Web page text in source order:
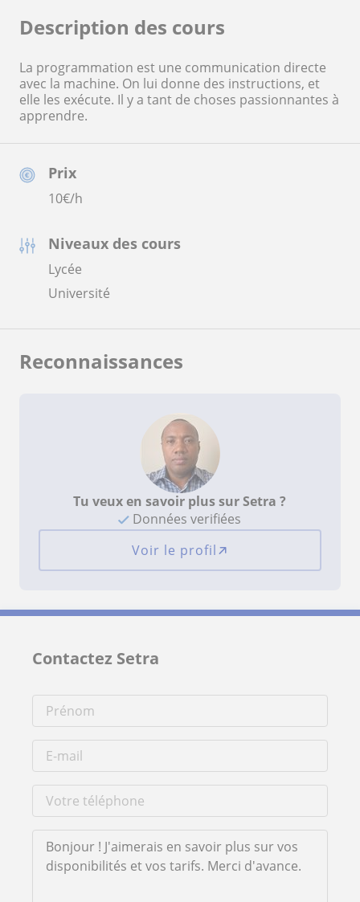
Prix
10€/h
Niveaux des cours
Lycée
Université
Description des cours
La programmation est une communication directe
avec la machine. On lui donne des instructions, et
elle les exécute. Il y a tant de choses passionnantes à
apprendre.
Reconnaissances
Tu veux en savoir plus sur Setra ?
Données verifiées
Voir le profil
Contactez Setra